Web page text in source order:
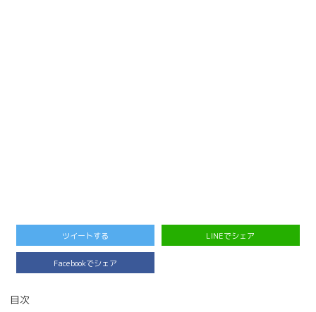
ツイートする LINEでシェア
Facebookでシェア
目次